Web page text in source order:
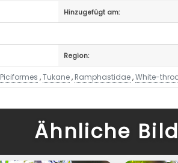
Hinzugefügt am:
Region:
Piciformes ,Tukane, Ramphastidae,White-
Ähnliche